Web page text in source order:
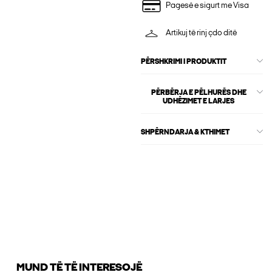
Pagesë e sigurt me Visa
Artikuj të rinj çdo ditë
PËRSHKRIMI I PRODUKTIT
PËRBËRJA E PËLHURËS DHE
UDHËZIMET E LARJES
SHPËRNDARJA & KTHIMET
MUND TË TË INTERESOJË